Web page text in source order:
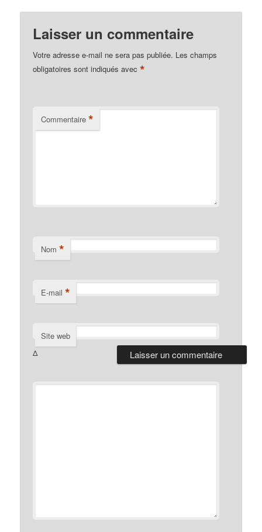
Laisser un commentaire
Votre adresse e-mail ne sera pas publiée. Les champs
obligatoires sont indiqués avec*
Commentaire *
Nom *
E-mail *
Site web
Δ